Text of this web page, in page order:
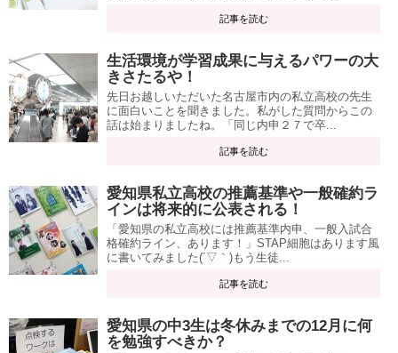
記事を読む
生活環境が学習成果に与えるパワーの大
きさたるや！
先日お越しいただいた名古屋市内の私立高校の先生
に面白いことを聞きました。私がした質問からこの
話は始まりましたね。「同じ内申２７で卒...
記事を読む
愛知県私立高校の推薦基準や一般確約ラ
インは将来的に公表される！
「愛知県の私立高校には推薦基準内申、一般入試合
格確約ライン、あります！」STAP細胞はあります風
に書いてみました(´▽｀)もう生徒...
記事を読む
愛知県の中3生は冬休みまでの12月に何
を勉強すべきか？